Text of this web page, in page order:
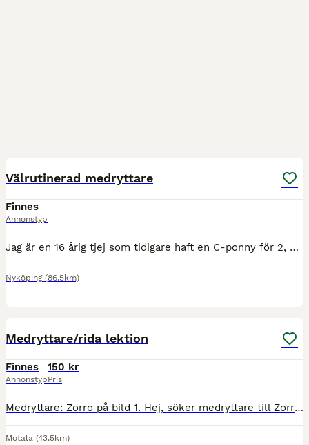
Välrutinerad medryttare
Finnes
Annonstyp
Jag är en 16 årig tjej som tidigare haft en C-ponny för 2, nästan 3 år sedan. Vi köpte ponnyn som 7 åring och då var hon väldigt otränad, så det blev som att jag red in henne. Jag bor i Nyköping och
Nyköping (86.5km)
Medryttare/rida lektion
Finnes
Annonstyp
150 kr
Pris
Medryttare: Zorro på bild 1. Hej, söker medryttare till Zorro, en valack, 6 år på ca 175cm i mkh. Snäll i all hantering och kommer fram i hagen. Snäll och lätt att rida på bana, i ridhus och rida
Motala (43.5km)